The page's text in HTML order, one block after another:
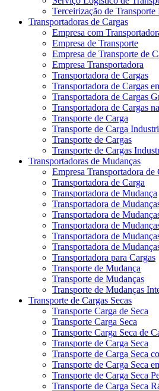
Terceirização de
Transportadoras de Cargas
Empresa com
Empresa de Transporte
Empresa de Transporte de
Empresa Transportadora
Transportadora de Cargas
Transportadora de Cargas
Transportadora de Cargas
Transportadora de Cargas
Transporte de Carga
Transporte de Carga
Transporte de Cargas
Transporte de Cargas
Transportadoras de Mudanças
Empresa Transportadora de
Transportadora de Carga
Transportadora de Mudança
Transportadora de
Transportadora de
Transportadora de
Transportadora de
Transportadora de
Transportadora para Cargas
Transporte de Mudança
Transporte de Mudanças
Transporte de Mudanças
Transporte de Cargas Secas
Transporte Carga de Seca
Transporte Carga Seca
Transporte Carga Seca de
Transporte de Carga Seca
Transporte de Carga Seca
Transporte de Carga Seca
Transporte de Carga Seca
Transporte de Carga Seca